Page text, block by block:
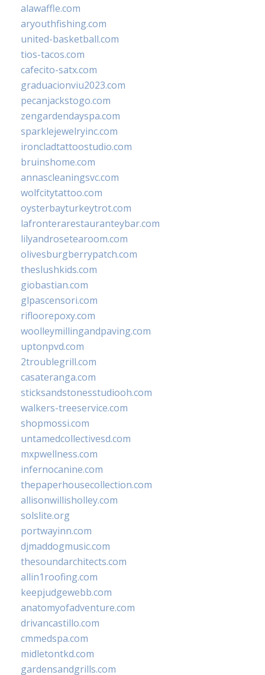
alawaffle.com
aryouthfishing.com
united-basketball.com
tios-tacos.com
cafecito-satx.com
graduacionviu2023.com
pecanjackstogo.com
zengardendayspa.com
sparklejewelryinc.com
ironcladtattoostudio.com
bruinshome.com
annascleaningsvc.com
wolfcitytattoo.com
oysterbayturkeytrot.com
lafronterarestauranteybar.com
lilyandrosetearoom.com
olivesburgberrypatch.com
theslushkids.com
giobastian.com
glpascensori.com
rifloorepoxy.com
woolleymillingandpaving.com
uptonpvd.com
2troublegrill.com
casateranga.com
sticksandstonesstudiooh.com
walkers-treeservice.com
shopmossi.com
untamedcollectivesd.com
mxpwellness.com
infernocanine.com
thepaperhousecollection.com
allisonwillisholley.com
solslite.org
portwayinn.com
djmaddogmusic.com
thesoundarchitects.com
allin1roofing.com
keepjudgewebb.com
anatomyofadventure.com
drivancastillo.com
cmmedspa.com
midletontkd.com
gardensandgrills.com